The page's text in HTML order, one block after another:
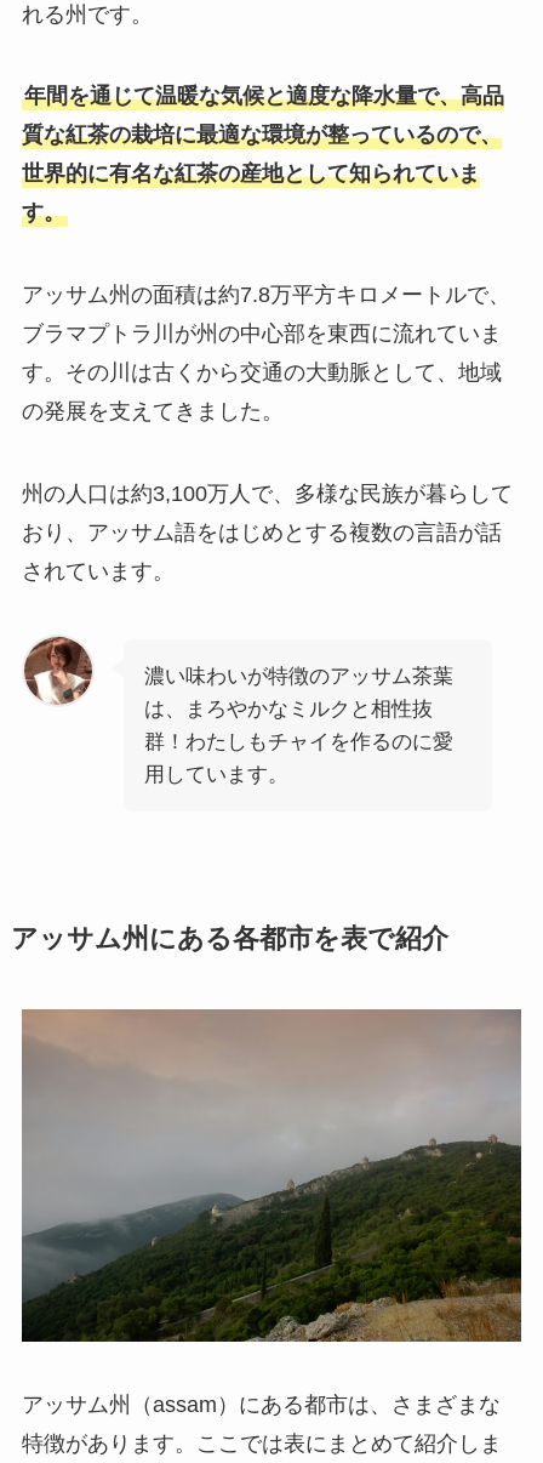
れる州です。
年間を通じて温暖な気候と適度な降水量で、高品
質な紅茶の栽培に最適な環境が整っているので、
世界的に有名な紅茶の産地として知られていま
す。
アッサム州の面積は約7.8万平方キロメートルで、
ブラマプトラ川が州の中心部を東西に流れていま
す。その川は古くから交通の大動脈として、地域
の発展を支えてきました。
州の人口は約3,100万人で、多様な民族が暮らして
おり、アッサム語をはじめとする複数の言語が話
されています。
濃い味わいが特徴のアッサム茶葉
は、まろやかなミルクと相性抜
群！わたしもチャイを作るのに愛
用しています。
アッサム州にある各都市を表で紹介
アッサム州（assam）にある都市は、さまざまな
特徴があります。ここでは表にまとめて紹介しま